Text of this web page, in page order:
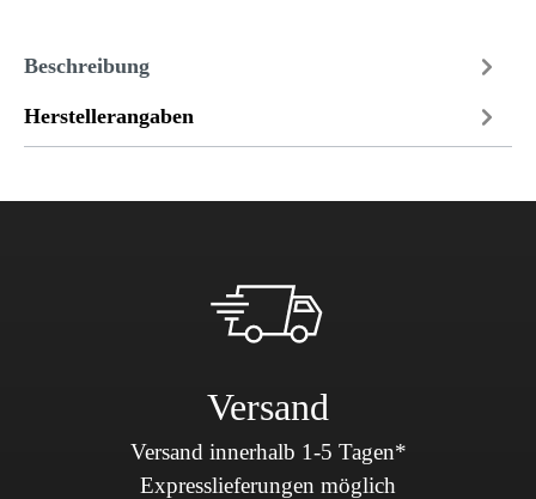
Beschreibung
Herstellerangaben
Versand
Versand innerhalb 1-5 Tagen*
Expresslieferungen möglich